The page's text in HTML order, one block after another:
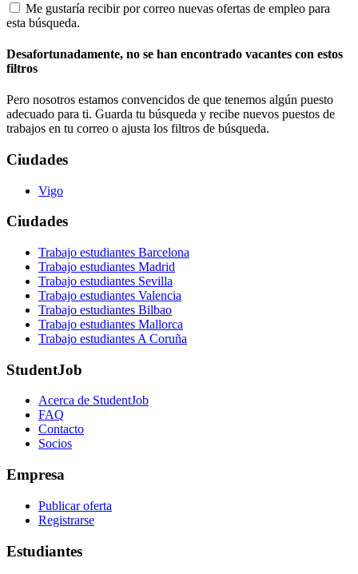
Me gustaría recibir por correo nuevas ofertas de empleo para
esta búsqueda.
Desafortunadamente, no se han encontrado vacantes con estos
filtros
Pero nosotros estamos convencidos de que tenemos algún puesto
adecuado para ti. Guarda tu búsqueda y recibe nuevos puestos de
trabajos en tu correo o ajusta los filtros de búsqueda.
Ciudades
Vigo
Ciudades
Trabajo estudiantes Barcelona
Trabajo estudiantes Madrid
Trabajo estudiantes Sevilla
Trabajo estudiantes Valencia
Trabajo estudiantes Bilbao
Trabajo estudiantes Mallorca
Trabajo estudiantes A Coruña
StudentJob
Acerca de StudentJob
FAQ
Contacto
Socios
Empresa
Publicar oferta
Registrarse
Estudiantes